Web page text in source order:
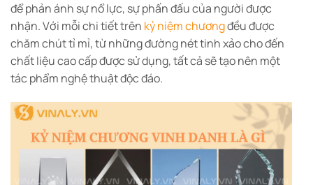
để phản ánh sự nổ lực, sự phấn đấu của người được
nhận. Với mỗi chi tiết trên kỷ niệm chươngđều được
chăm chút tỉ mỉ, từ những đường nét tinh xảo cho đến
chất liệu cao cấp được sử dụng, tất cả sẽ tạo nên một
tác phẩm nghệ thuật độc đáo.